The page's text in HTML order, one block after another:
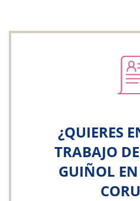
¿QUIERES
TRABAJO
GUIÑOL